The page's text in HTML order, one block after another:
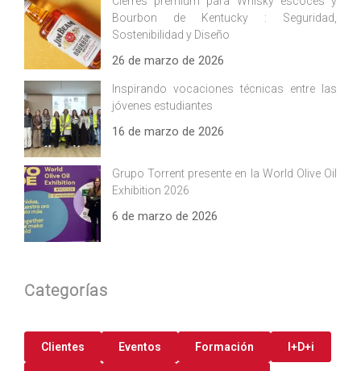
Bourbon de Kentucky : Seguridad,
Sostenibilidad y Diseño
26 de marzo de 2026
Inspirando vocaciones técnicas entre las
jóvenes estudiantes
16 de marzo de 2026
Grupo Torrent presente en la World Olive Oil
Exhibition 2026
6 de marzo de 2026
Categorías
Clientes Eventos Formación I+D+i